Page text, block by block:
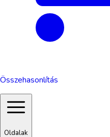
Összehasonlítás
Oldalak